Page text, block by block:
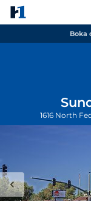
Boka
1616 North